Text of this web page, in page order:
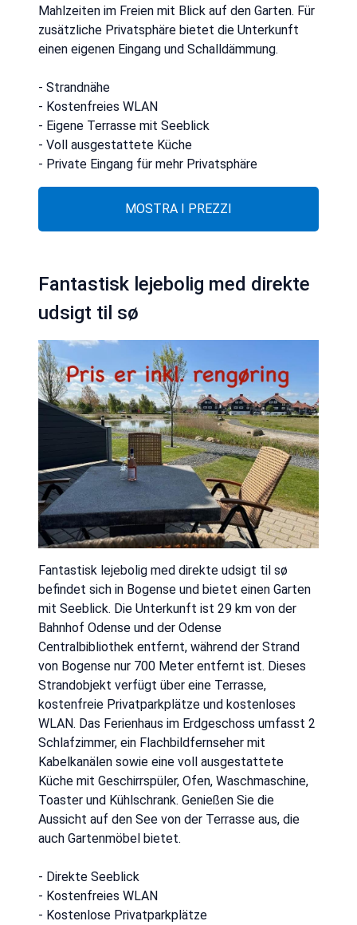
Mahlzeiten im Freien mit Blick auf den Garten. Für
zusätzliche Privatsphäre bietet die Unterkunft
einen eigenen Eingang und Schalldämmung.
- Strandnähe
- Kostenfreies WLAN
- Eigene Terrasse mit Seeblick
- Voll ausgestattete Küche
- Private Eingang für mehr Privatsphäre
MOSTRA I PREZZI
Fantastisk lejebolig med direkte
udsigt til sø
Fantastisk lejebolig med direkte udsigt til sø
befindet sich in Bogense und bietet einen Garten
mit Seeblick. Die Unterkunft ist 29 km von der
Bahnhof Odense und der Odense
Centralbibliothek entfernt, während der Strand
von Bogense nur 700 Meter entfernt ist. Dieses
Strandobjekt verfügt über eine Terrasse,
kostenfreie Privatparkplätze und kostenloses
WLAN. Das Ferienhaus im Erdgeschoss umfasst 2
Schlafzimmer, ein Flachbildfernseher mit
Kabelkanälen sowie eine voll ausgestattete
Küche mit Geschirrspüler, Ofen, Waschmaschine,
Toaster und Kühlschrank. Genießen Sie die
Aussicht auf den See von der Terrasse aus, die
auch Gartenmöbel bietet.
- Direkte Seeblick
- Kostenfreies WLAN
- Kostenlose Privatparkplätze